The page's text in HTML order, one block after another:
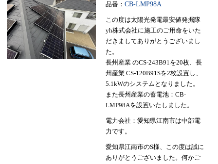
品番： CB-LMP98A
この度は太陽光発電最安値発掘隊
yh株式会社に施工のご用命をいた
だきましてありがとうございまし
た。
長州産業 のCS-243B91を20枚、長
州産業 CS-120B91Sを2枚設置し、
5.1kWのシステムとなりました。
また長州産業の蓄電池：CB-
LMP98Aを設置いたしました。
電力会社：愛知県江南市は中部電
力です。
愛知県江南市のS様、この度は誠に
ありがとうございました。何かご